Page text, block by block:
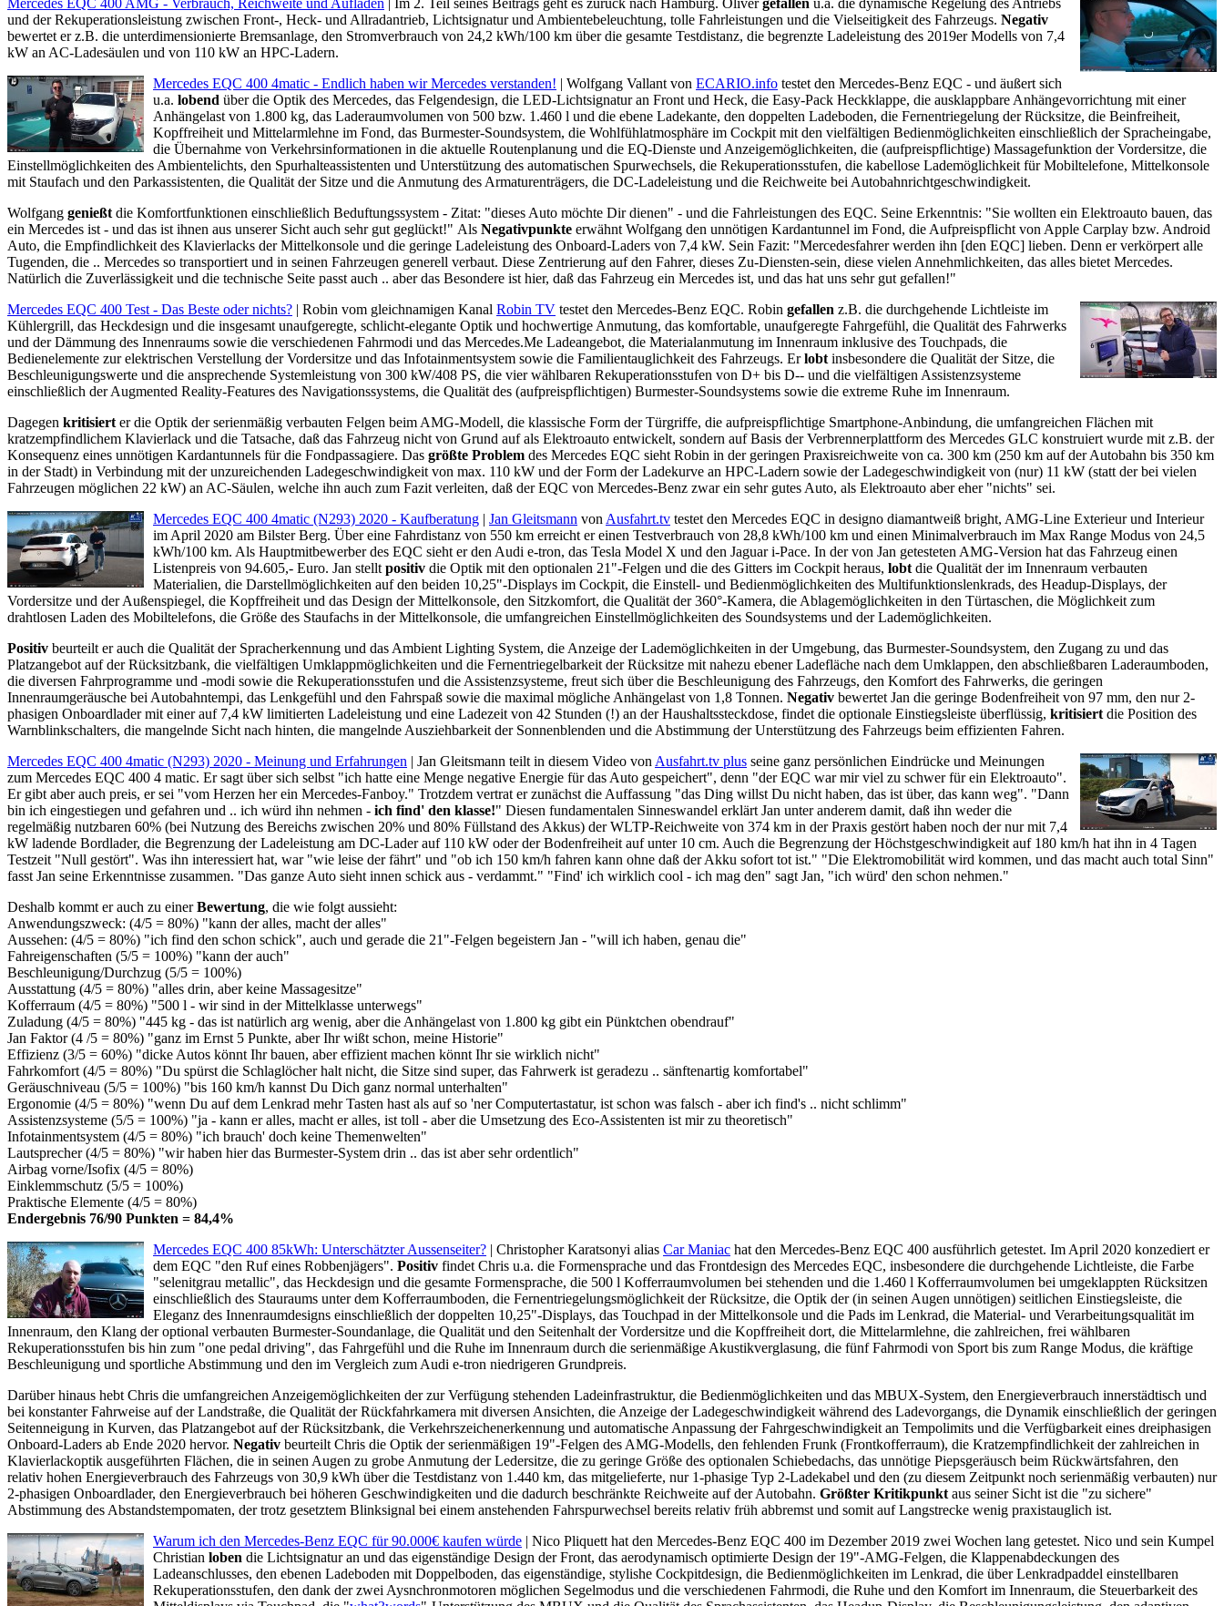
Mercedes EQC 400 AMG - Verbrauch, Reichweite und Aufladen | Im 2. Teil seines Beitrags geht es zurück nach Hamburg. Olivergefallen u.a. die dynamische Regelung des Antriebs
und der Rekuperationsleistung zwischen Front-, Heck- und Allradantrieb, Lichtsignatur und Ambientebeleuchtung, tolle Fahrleistungen und die Vielseitigkeit des Fahrzeugs. Negativ
bewertet er z.B. die unterdimensionierte Bremsanlage, den Stromverbrauch von 24,2 kWh/100 km über die gesamte Testdistanz, die begrenzte Ladeleistung des 2019er Modells von 7,4
kW an AC-Ladesäulen und von 110 kW an HPC-Ladern.
Mercedes EQC 400 4matic - Endlich haben wir Mercedes verstanden! | Wolfgang Vallant von ECARIO.info testet den Mercedes-Benz EQC - und äußert sich
u.a. lobend über die Optik des Mercedes, das Felgendesign, die LED-Lichtsignatur an Front und Heck, die Easy-Pack Heckklappe, die ausklappbare Anhängevorrichtung mit einer
Anhängelast von 1.800 kg, das Laderaumvolumen von 500 bzw. 1.460 l und die ebene Ladekante, den doppelten Ladeboden, die Fernentriegelung der Rücksitze, die Beinfreiheit,
Kopffreiheit und Mittelarmlehne im Fond, das Burmester-Soundsystem, die Wohlfühlatmosphäre im Cockpit mit den vielfältigen Bedienmöglichkeiten einschließlich der Spracheingabe,
die Übernahme von Verkehrsinformationen in die aktuelle Routenplanung und die EQ-Dienste und Anzeigemöglichkeiten, die (aufpreispflichtige) Massagefunktion der Vordersitze, die
Einstellmöglichkeiten des Ambientelichts, den Spurhalteassistenten und Unterstützung des automatischen Spurwechsels, die Rekuperationsstufen, die kabellose Lademöglichkeit für Mobiltelefone, Mittelkonsole
mit Staufach und den Parkassistenten, die Qualität der Sitze und die Anmutung des Armaturenträgers, die DC-Ladeleistung und die Reichweite bei Autobahnrichtgeschwindigkeit.
Wolfgang genießt die Komfortfunktionen einschließlich Beduftungssystem - Zitat: "dieses Auto möchte Dir dienen" - und die Fahrleistungen des EQC. Seine Erkenntnis: "Sie wollten ein Elektroauto bauen, das
ein Mercedes ist - und das ist ihnen aus unserer Sicht auch sehr gut geglückt!" Als Negativpunkte erwähnt Wolfgang den unnötigen Kardantunnel im Fond, die Aufpreispflicht von Apple Carplay bzw. Android
Auto, die Empfindlichkeit des Klavierlacks der Mittelkonsole und die geringe Ladeleistung des Onboard-Laders von 7,4 kW. Sein Fazit: "Mercedesfahrer werden ihn [den EQC] lieben. Denn er verkörpert alle
Tugenden, die .. Mercedes so transportiert und in seinen Fahrzeugen generell verbaut. Diese Zentrierung auf den Fahrer, dieses Zu-Diensten-sein, diese vielen Annehmlichkeiten, das alles bietet Mercedes.
Natürlich die Zuverlässigkeit und die technische Seite passt auch .. aber das Besondere ist hier, daß das Fahrzeug ein Mercedes ist, und das hat uns sehr gut gefallen!"
Mercedes EQC 400 Test - Das Beste oder nichts? | Robin vom gleichnamigen Kanal Robin TV testet den Mercedes-Benz EQC. Robin gefallen z.B. die durchgehende Lichtleiste im
Kühlergrill, das Heckdesign und die insgesamt unaufgeregte, schlicht-elegante Optik und hochwertige Anmutung, das komfortable, unaufgeregte Fahrgefühl, die Qualität des Fahrwerks
und der Dämmung des Innenraums sowie die verschiedenen Fahrmodi und das Mercedes.Me Ladeangebot, die Materialanmutung im Innenraum inklusive des Touchpads, die
Bedienelemente zur elektrischen Verstellung der Vordersitze und das Infotainmentsystem sowie die Familientauglichkeit des Fahrzeugs. Erlobt insbesondere die Qualität der Sitze, die
Beschleunigungswerte und die ansprechende Systemleistung von 300 kW/408 PS, die vier wählbaren Rekuperationsstufen von D+ bis D-- und die vielfältigen Assistenzsysteme
einschließlich der Augmented Reality-Features des Navigationssystems, die Qualität des (aufpreispflichtigen) Burmester-Soundsystems sowie die extreme Ruhe im Innenraum.
Dagegen kritisiert er die Optik der serienmäßig verbauten Felgen beim AMG-Modell, die klassische Form der Türgriffe, die aufpreispflichtige Smartphone-Anbindung, die umfangreichen Flächen mit
kratzempfindlichem Klavierlack und die Tatsache, daß das Fahrzeug nicht von Grund auf als Elektroauto entwickelt, sondern auf Basis der Verbrennerplattform des Mercedes GLC konstruiert wurde mit z.B. der
Konsequenz eines unnötigen Kardantunnels für die Fondpassagiere. Das größte Problem des Mercedes EQC sieht Robin in der geringen Praxisreichweite von ca. 300 km (250 km auf der Autobahn bis 350 km
in der Stadt) in Verbindung mit der unzureichenden Ladegeschwindigkeit von max. 110 kW und der Form der Ladekurve an HPC-Ladern sowie der Ladegeschwindigkeit von (nur) 11 kW (statt der bei vielen
Fahrzeugen möglichen 22 kW) an AC-Säulen, welche ihn auch zum Fazit verleiten, daß der EQC von Mercedes-Benz zwar ein sehr gutes Auto, als Elektroauto aber eher "nichts" sei.
Mercedes EQC 400 4matic (N293) 2020 - Kaufberatung | Jan Gleitsmann von Ausfahrt.tv testet den Mercedes EQC in designo diamantweiß bright, AMG-Line Exterieur und Interieur
im April 2020 am Bilster Berg. Über eine Fahrdistanz von 550 km erreicht er einen Testverbrauch von 28,8 kWh/100 km und einen Minimalverbrauch im Max Range Modus von 24,5
kWh/100 km. Als Hauptmitbewerber des EQC sieht er den Audi e-tron, das Tesla Model X und den Jaguar i-Pace. In der von Jan getesteten AMG-Version hat das Fahrzeug einen
Listenpreis von 94.605,- Euro. Jan stellt positiv die Optik mit den optionalen 21"-Felgen und die des Gitters im Cockpit heraus, lobt die Qualität der im Innenraum verbauten
Materialien, die Darstellmöglichkeiten auf den beiden 10,25"-Displays im Cockpit, die Einstell- und Bedienmöglichkeiten des Multifunktionslenkrads, des Headup-Displays, der
Vordersitze und der Außenspiegel, die Kopffreiheit und das Design der Mittelkonsole, den Sitzkomfort, die Qualität der 360°-Kamera, die Ablagemöglichkeiten in den Türtaschen, die Möglichkeit zum
drahtlosen Laden des Mobiltelefons, die Größe des Staufachs in der Mittelkonsole, die umfangreichen Einstellmöglichkeiten des Soundsystems und der Lademöglichkeiten.
Positiv beurteilt er auch die Qualität der Spracherkennung und das Ambient Lighting System, die Anzeige der Lademöglichkeiten in der Umgebung, das Burmester-Soundsystem, den Zugang zu und das
Platzangebot auf der Rücksitzbank, die vielfältigen Umklappmöglichkeiten und die Fernentriegelbarkeit der Rücksitze mit nahezu ebener Ladefläche nach dem Umklappen, den abschließbaren Laderaumboden,
die diversen Fahrprogramme und -modi sowie die Rekuperationsstufen und die Assistenzsysteme, freut sich über die Beschleunigung des Fahrzeugs, den Komfort des Fahrwerks, die geringen
Innenraumgeräusche bei Autobahntempi, das Lenkgefühl und den Fahrspaß sowie die maximal mögliche Anhängelast von 1,8 Tonnen. Negativ bewertet Jan die geringe Bodenfreiheit von 97 mm, den nur 2-
phasigen Onboardlader mit einer auf 7,4 kW limitierten Ladeleistung und eine Ladezeit von 42 Stunden (!) an der Haushaltssteckdose, findet die optionale Einstiegsleiste überflüssig, kritisiert die Position des
Warnblinkschalters, die mangelnde Sicht nach hinten, die mangelnde Ausziehbarkeit der Sonnenblenden und die Abstimmung der Unterstützung des Fahrzeugs beim effizienten Fahren.
Mercedes EQC 400 4matic (N293) 2020 - Meinung und Erfahrungen | Jan Gleitsmann teilt in diesem Video von Ausfahrt.tv plus seine ganz persönlichen Eindrücke und Meinungen
zum Mercedes EQC 400 4 matic. Er sagt über sich selbst "ich hatte eine Menge negative Energie für das Auto gespeichert", denn "der EQC war mir viel zu schwer für ein Elektroauto".
Er gibt aber auch preis, er sei "vom Herzen her ein Mercedes-Fanboy." Trotzdem vertrat er zunächst die Auffassung "das Ding willst Du nicht haben, das ist über, das kann weg". "Dann
bin ich eingestiegen und gefahren und .. ich würd ihn nehmen - ich find' den klasse!" Diesen fundamentalen Sinneswandel erklärt Jan unter anderem damit, daß ihn weder die
regelmäßig nutzbaren 60% (bei Nutzung des Bereichs zwischen 20% und 80% Füllstand des Akkus) der WLTP-Reichweite von 374 km in der Praxis gestört haben noch der nur mit 7,4
kW ladende Bordlader, die Begrenzung der Ladeleistung am DC-Lader auf 110 kW oder der Bodenfreiheit auf unter 10 cm. Auch die Begrenzung der Höchstgeschwindigkeit auf 180 km/h hat ihn in 4 Tagen
Testzeit "Null gestört". Was ihn interessiert hat, war "wie leise der fährt" und "ob ich 150 km/h fahren kann ohne daß der Akku sofort tot ist." "Die Elektromobilität wird kommen, und das macht auch total Sinn"
fasst Jan seine Erkenntnisse zusammen. "Das ganze Auto sieht innen schick aus - verdammt." "Find' ich wirklich cool - ich mag den" sagt Jan, "ich würd' den schon nehmen."
Deshalb kommt er auch zu einerBewertung, die wie folgt aussieht:
Anwendungszweck: (4/5 = 80%) "kann der alles, macht der alles"
Aussehen: (4/5 = 80%) "ich find den schon schick", auch und gerade die 21"-Felgen begeistern Jan - "will ich haben, genau die"
Fahreigenschaften (5/5 = 100%) "kann der auch"
Beschleunigung/Durchzug (5/5 = 100%)
Ausstattung (4/5 = 80%) "alles drin, aber keine Massagesitze"
Kofferraum (4/5 = 80%) "500 l - wir sind in der Mittelklasse unterwegs"
Zuladung (4/5 = 80%) "445 kg - das ist natürlich arg wenig, aber die Anhängelast von 1.800 kg gibt ein Pünktchen obendrauf"
Jan Faktor (4 /5 = 80%) "ganz im Ernst 5 Punkte, aber Ihr wißt schon, meine Historie"
Effizienz (3/5 = 60%) "dicke Autos könnt Ihr bauen, aber effizient machen könnt Ihr sie wirklich nicht"
Fahrkomfort (4/5 = 80%) "Du spürst die Schlaglöcher halt nicht, die Sitze sind super, das Fahrwerk ist geradezu .. sänftenartig komfortabel"
Geräuschniveau (5/5 = 100%) "bis 160 km/h kannst Du Dich ganz normal unterhalten"
Ergonomie (4/5 = 80%) "wenn Du auf dem Lenkrad mehr Tasten hast als auf so 'ner Computertastatur, ist schon was falsch - aber ich find's .. nicht schlimm"
Assistenzsysteme (5/5 = 100%) "ja - kann er alles, macht er alles, ist toll - aber die Umsetzung des Eco-Assistenten ist mir zu theoretisch"
Infotainmentsystem (4/5 = 80%) "ich brauch' doch keine Themenwelten"
Lautsprecher (4/5 = 80%) "wir haben hier das Burmester-System drin .. das ist aber sehr ordentlich"
Airbag vorne/Isofix (4/5 = 80%)
Einklemmschutz (5/5 = 100%)
Praktische Elemente (4/5 = 80%)
Endergebnis 76/90 Punkten = 84,4%
Mercedes EQC 400 85kWh: Unterschätzter Aussenseiter? | Christopher Karatsonyi alias Car Maniac hat den Mercedes-Benz EQC 400 ausführlich getestet. Im April 2020 konzediert er
dem EQC "den Ruf eines Robbenjägers". Positiv findet Chris u.a. die Formensprache und das Frontdesign des Mercedes EQC, insbesondere die durchgehende Lichtleiste, die Farbe
"selenitgrau metallic", das Heckdesign und die gesamte Formensprache, die 500 l Kofferraumvolumen bei stehenden und die 1.460 l Kofferraumvolumen bei umgeklappten Rücksitzen
einschließlich des Stauraums unter dem Kofferraumboden, die Fernentriegelungsmöglichkeit der Rücksitze, die Optik der (in seinen Augen unnötigen) seitlichen Einstiegsleiste, die
Eleganz des Innenraumdesigns einschließlich der doppelten 10,25"-Displays, das Touchpad in der Mittelkonsole und die Pads im Lenkrad, die Material- und Verarbeitungsqualität im
Innenraum, den Klang der optional verbauten Burmester-Soundanlage, die Qualität und den Seitenhalt der Vordersitze und die Kopffreiheit dort, die Mittelarmlehne, die zahlreichen, frei wählbaren
Rekuperationsstufen bis hin zum "one pedal driving", das Fahrgefühl und die Ruhe im Innenraum durch die serienmäßige Akustikverglasung, die fünf Fahrmodi von Sport bis zum Range Modus, die kräftige
Beschleunigung und sportliche Abstimmung und den im Vergleich zum Audi e-tron niedrigeren Grundpreis.
Darüber hinaus hebt Chris die umfangreichen Anzeigemöglichkeiten der zur Verfügung stehenden Ladeinfrastruktur, die Bedienmöglichkeiten und das MBUX-System, den Energieverbrauch innerstädtisch und
bei konstanter Fahrweise auf der Landstraße, die Qualität der Rückfahrkamera mit diversen Ansichten, die Anzeige der Ladegeschwindigkeit während des Ladevorgangs, die Dynamik einschließlich der geringen
Seitenneigung in Kurven, das Platzangebot auf der Rücksitzbank, die Verkehrszeichenerkennung und automatische Anpassung der Fahrgeschwindigkeit an Tempolimits und die Verfügbarkeit eines dreiphasigen
Onboard-Laders ab Ende 2020 hervor. Negativ beurteilt Chris die Optik der serienmäßigen 19"-Felgen des AMG-Modells, den fehlenden Frunk (Frontkofferraum), die Kratzempfindlichkeit der zahlreichen in
Klavierlackoptik ausgeführten Flächen, die in seinen Augen zu grobe Anmutung der Ledersitze, die zu geringe Größe des optionalen Schiebedachs, das unnötige Piepsgeräusch beim Rückwärtsfahren, den
relativ hohen Energieverbrauch des Fahrzeugs von 30,9 kWh über die Testdistanz von 1.440 km, das mitgelieferte, nur 1-phasige Typ 2-Ladekabel und den (zu diesem Zeitpunkt noch serienmäßig verbauten) nur
2-phasigen Onboardlader, den Energieverbrauch bei höheren Geschwindigkeiten und die dadurch beschränkte Reichweite auf der Autobahn. Größter Kritikpunkt aus seiner Sicht ist die "zu sichere"
Abstimmung des Abstandstempomaten, der trotz gesetztem Blinksignal bei einem anstehenden Fahrspurwechsel bereits relativ früh abbremst und somit auf Langstrecke wenig praxistauglich ist.
Warum ich den Mercedes-Benz EQC für 90.000€ kaufen würde | Nico Pliquett hat den Mercedes-Benz EQC 400 im Dezember 2019 zwei Wochen lang getestet. Nico und sein Kumpel
Christian loben die Lichtsignatur an und das eigenständige Design der Front, das aerodynamisch optimierte Design der 19"-AMG-Felgen, die Klappenabdeckungen des
Ladeanschlusses, den ebenen Ladeboden mit Doppelboden, das eigenständige, stylishe Cockpitdesign, die Bedienmöglichkeiten im Lenkrad, die über Lenkradpaddel einstellbaren
Rekuperationsstufen, den dank der zwei Aysnchronmotoren möglichen Segelmodus und die verschiedenen Fahrmodi, die Ruhe und den Komfort im Innenraum, die Steuerbarkeit des